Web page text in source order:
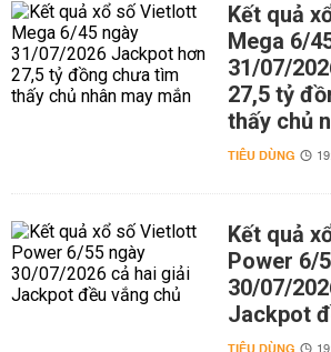
Kết quả
Mega 6/
31/07/
27,5 tỷ
thấy chủ
TIÊU DÙNG
Kết quả
Power 6/
30/07/
Jackpot